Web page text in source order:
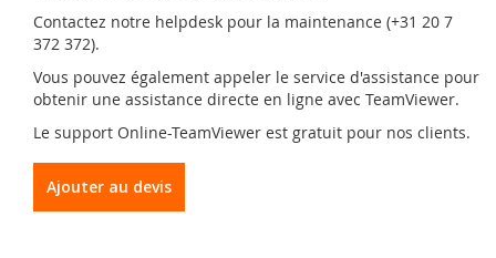
Contactez notre helpdesk pour la maintenance (+31 20 7
372 372).
Vous pouvez également appeler le service d'assistance pour
obtenir une assistance directe en ligne avec TeamViewer.
Le support Online-TeamViewer est gratuit pour nos clients.
Ajouter au devis